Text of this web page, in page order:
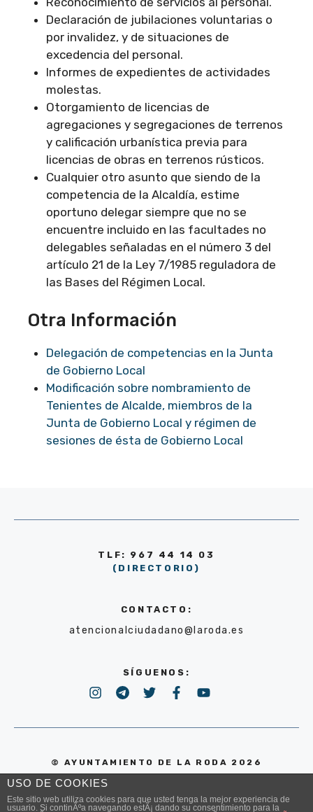
Declaración de jubilaciones voluntarias o
por invalidez, y de situaciones de
excedencia del personal.
Informes de expedientes de actividades
molestas.
Otorgamiento de licencias de
agregaciones y segregaciones de terrenos
y calificación urbanística previa para
licencias de obras en terrenos rústicos.
Cualquier otro asunto que siendo de la
competencia de la Alcaldía, estime
oportuno delegar siempre que no se
encuentre incluido en las facultades no
delegables señaladas en el número 3 del
artículo 21 de la Ley 7/1985 reguladora de
las Bases del Régimen Local.
Otra Información
Delegación de competencias en la Junta
de Gobierno Local
Modificación sobre nombramiento de
Tenientes de Alcalde, miembros de la
Junta de Gobierno Local y régimen de
sesiones de ésta de Gobierno Local
TLF: 967 44 14 03
(DIRECTORIO)
CONTACTO:
atencionalciudadano@laroda.es
SÍGUENOS:
© AYUNTAMIENTO DE LA RODA 2026
POLÍTICA DE PRIVACIDAD
USO DE COOKIES
Este sitio web utiliza cookies para que usted tenga la mejor experiencia de
usuario. Si continÃºa navegando estÃ¡ dando su consentimiento para la